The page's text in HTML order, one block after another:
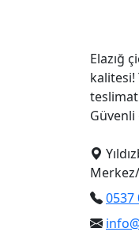
Elazığ
kalitesi!
teslimat
0537